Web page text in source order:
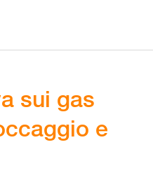
sui gas
e